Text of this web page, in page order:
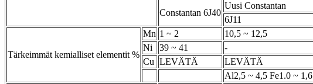
Constantan 6J40
Uusi Constantan
6J11
Tärkeimmät kemialliset elementit %
Mn 1 ~ 2 10,5 ~ 12,5
Ni
39 ~ 41 -
Cu LEVÄTÄ LEVÄTÄ
Al2,5 ~ 4,5 Fe1.0 ~ 1,6